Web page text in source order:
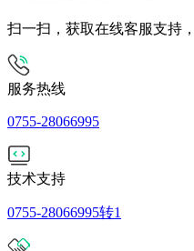
扫一扫，获取在线客服支持
服务热线
0755-28066995
技术支持
0755-28066995转1